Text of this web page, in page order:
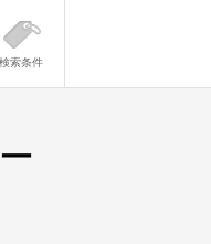
検索条件